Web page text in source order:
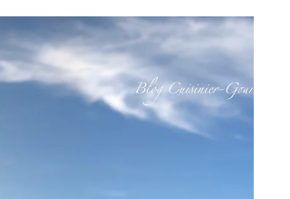
Recette de pâte à bricelets
sucrée, du Pays d’Enhaut de
Frédéric Ziörzen, Le Vieux
Chalet à Crésuz.
Photo Vieux Chalet Recette de pâte à